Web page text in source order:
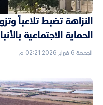
الحماية الاجتماعية
الجمعة 6 فبراير 2026 02:21 م